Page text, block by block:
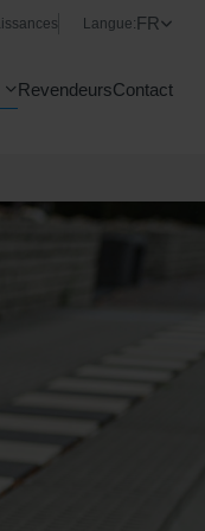
Langue:FR
RevendeursContact